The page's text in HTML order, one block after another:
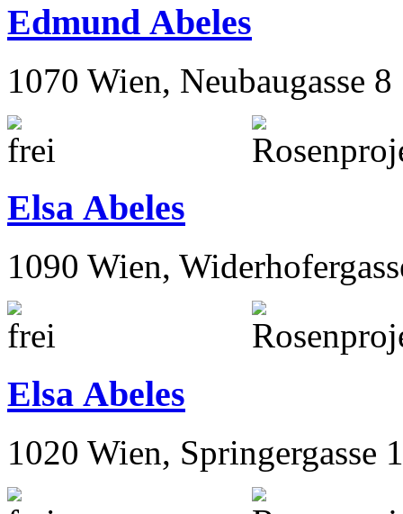
Edmund Abeles
1070 Wien, Neubaugasse 8
Elsa Abeles
1090 Wien,
Elsa Abeles
1020 Wien, Springergasse